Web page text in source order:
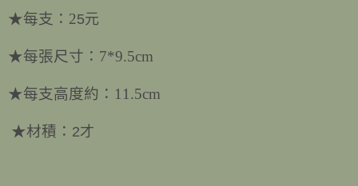
★每支：25元
★每張尺寸：7*9.5cm
★每支高度約：11.5cm
★材積： 2才